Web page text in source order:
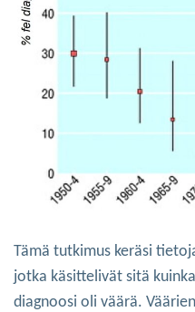
Tämä tutkimus keräsi
jotka käsittelivät sitä
diagnoosi oli väärä.